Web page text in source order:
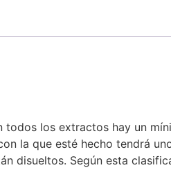
todos los extractos hay un
la que esté hecho tendrá
disueltos. Según esta